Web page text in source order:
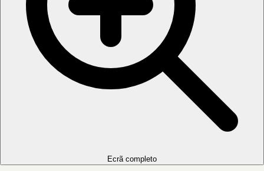
Ecrã completo